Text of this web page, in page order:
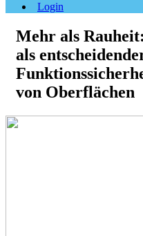
Login
Mehr als
als
von Oberflächen